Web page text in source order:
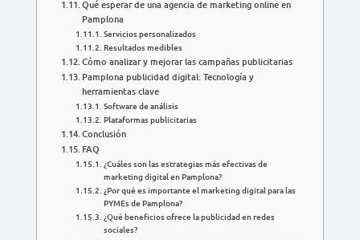
Qué esperar de una agencia de marketing online en
Pamplona
Servicios personalizados
Resultados medibles
Cómo analizar y mejorar las campañas publicitarias
Pamplona publicidad digital: Tecnología y
herramientas clave
Software de análisis
Plataformas publicitarias
Conclusión
FAQ
¿Cuáles son las estrategias más efectivas de
marketing digital en Pamplona?
¿Por qué es importante el marketing digital para las
PYMEs de Pamplona?
¿Qué beneficios ofrece la publicidad en redes
sociales?